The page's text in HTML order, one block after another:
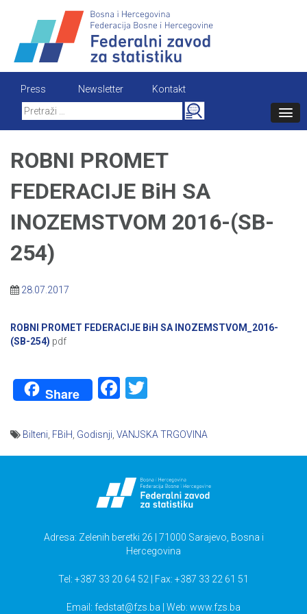
content
Press Newsletter
Kontakt
Search
for:
ROBNI PROMET
FEDERACIJE BiH SA
INOZEMSTVOM 2016-(SB-
254)
28.07.2017
ROBNI PROMET FEDERACIJE BiH SA INOZEMSTVOM_2016-
(SB-254) pdf
Share Facebook
Bilteni FBiH Godisnji VANJSKA TRGOVINA
Adresa: Zelenih beretki 26 | 71000 Sarajevo, Bosna i
Hercegovina
Tel: +387 33 20 64 52 | Fax: +387 33 22 61 51
Email: fedstat@fzs.ba | Web: www.fzs.ba